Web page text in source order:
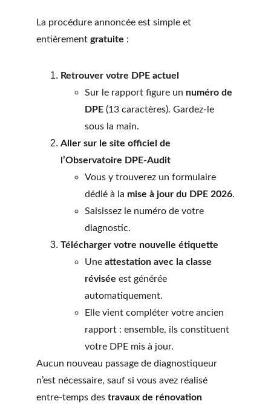
La procédure annoncée est simple et
entièrement gratuite :
Retrouver votre DPE actuel
Sur le rapport figure un numéro de
DPE (13 caractères). Gardez-le
sous la main.
Aller sur le site officiel de
l’Observatoire DPE-Audit
Vous y trouverez un formulaire
dédié à la mise à jour du DPE 2026.
Saisissez le numéro de votre
diagnostic.
Télécharger votre nouvelle étiquette
Une attestation avec la classe
révisée est générée
automatiquement.
Elle vient compléter votre ancien
rapport : ensemble, ils constituent
votre DPE mis à jour.
Aucun nouveau passage de diagnostiqueur
n’est nécessaire, sauf si vous avez réalisé
entre-temps des travaux de rénovation